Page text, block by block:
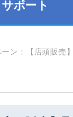
ポート
ン：【店頭販売